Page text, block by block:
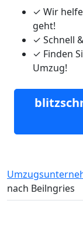
✓ Wir
geht!
✓ Schnell
✓ Finden
Umzug!
nach Beilngries